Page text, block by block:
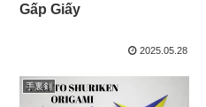
Gấp Giấy
2025.05.28
手裏剣